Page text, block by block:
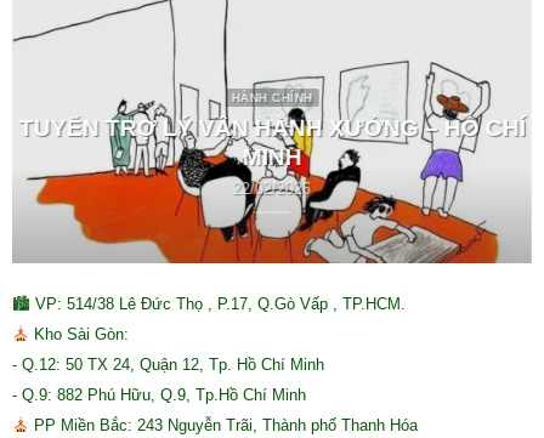
HÀNH CHÍNH
TUYỂN TRỢ LÝ VẬN HÀNH XƯỞNG – HỒ CHÍ
MINH
22/02/2026
🏙 VP: 514/38 Lê Đức Thọ , P.17, Q.Gò Vấp , TP.HCM.
Kho Sài Gòn:
- Q.12: 50 TX 24, Quận 12, Tp. Hồ Chí Minh
- Q.9: 882 Phú Hữu, Q.9, Tp.Hồ Chí Minh
PP Miền Bắc: 243 Nguyễn Trãi, Thành phố Thanh Hóa